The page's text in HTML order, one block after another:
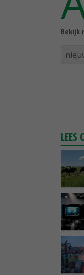
Bekijk
LEES